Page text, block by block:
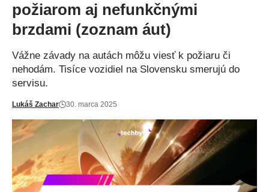
požiarom aj nefunkčnými
brzdami (zoznam áut)
Vážne závady na autách môžu viesť k požiaru či
nehodám. Tisíce vozidiel na Slovensku smerujú do
servisu.
Lukáš Zachar 30. marca 2025